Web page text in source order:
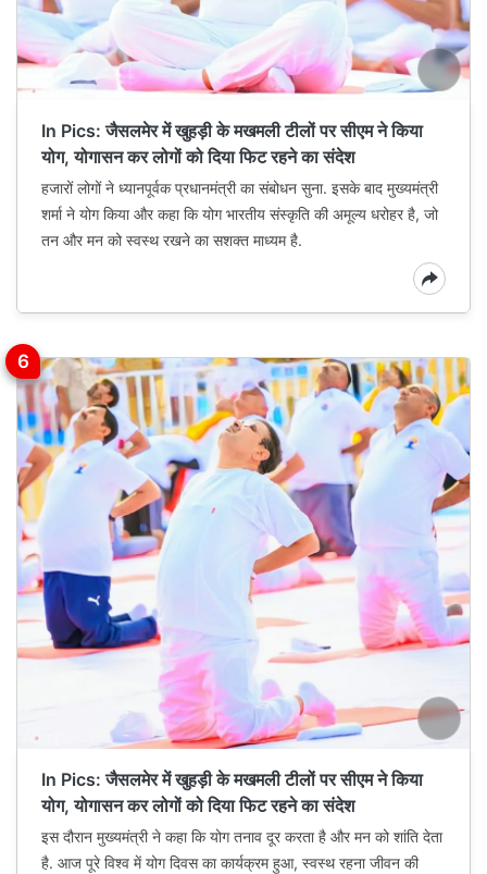
In Pics: जैसलमेर में खुहड़ी के मखमली टीलों पर सीएम ने किया
योग, योगासन कर लोगों को दिया फिट रहने का संदेश
हजारों लोगों ने ध्यानपूर्वक प्रधानमंत्री का संबोधन सुना. इसके बाद मुख्यमंत्री
शर्मा ने योग किया और कहा कि योग भारतीय संस्कृति की अमूल्य धरोहर है, जो
तन और मन को स्वस्थ रखने का सशक्त माध्यम है.
In Pics: जैसलमेर में खुहड़ी के मखमली टीलों पर सीएम ने किया
योग, योगासन कर लोगों को दिया फिट रहने का संदेश
इस दौरान मुख्यमंत्री ने कहा कि योग तनाव दूर करता है और मन को शांति देता
है. आज पूरे विश्व में योग दिवस का कार्यक्रम हुआ, स्वस्थ रहना जीवन की